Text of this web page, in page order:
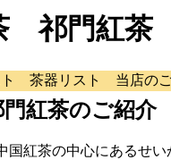
祁門紅
茶器リスト 当店の
紅茶のご紹介
国紅茶の中心にあるせ